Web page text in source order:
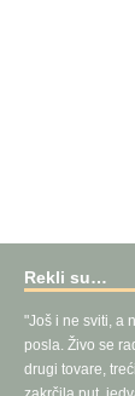
Rekli su…
"Još i ne sviti, a
posla. Živo se
drugi tovare,